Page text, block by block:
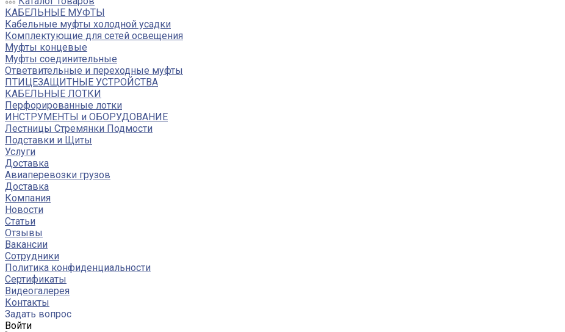
КАБЕЛЬНЫЕ МУФТЫ
Кабельные муфты холодной усадки
Комплектующие для сетей освещения
Муфты концевые
Муфты соединительные
Ответвительные и переходные муфты
ПТИЦЕЗАЩИТНЫЕ УСТРОЙСТВА
КАБЕЛЬНЫЕ ЛОТКИ
Перфорированные лотки
ИНСТРУМЕНТЫ и ОБОРУДОВАНИЕ
Лестницы Стремянки Подмости
Подставки и Щиты
Услуги
Доставка
Авиаперевозки грузов
Доставка
Компания
Новости
Статьи
Отзывы
Вакансии
Сотрудники
Политика конфиденциальности
Сертификаты
Видеогалерея
Контакты
Задать вопрос
Войти